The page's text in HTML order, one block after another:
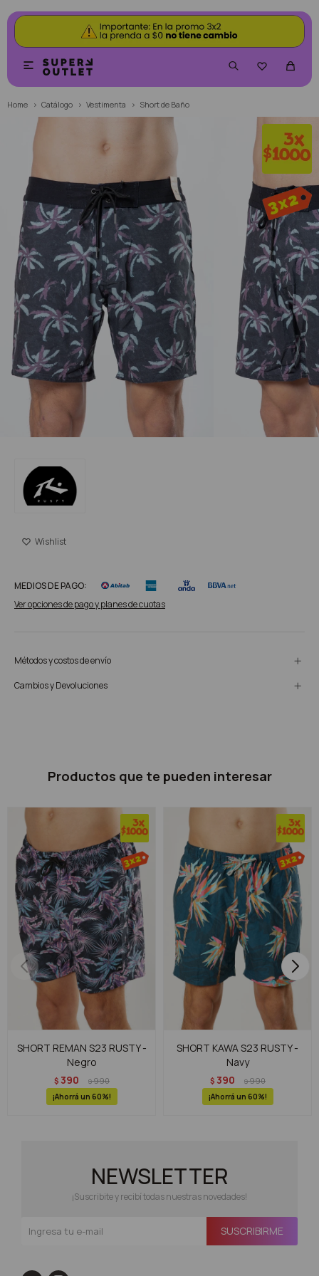


Home Catálogo Vestimenta Short de Baño
MEDIOS DE PAGO:
Ver opciones de pago y planes de cuotas
Métodos y costos de envío
Cambios y Devoluciones
Productos que te pueden interesar
SHORT REMAN S23 RUSTY -
Negro
$ 390 $990
60
SHORT KAWA S23 RUSTY -
Navy
$ 390 $990
60
NEWSLETTER
¡Suscribite y recibí todas nuestras novedades!
SUSCRIBIRME